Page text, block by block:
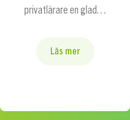
privatlärare en glad…
Läs mer